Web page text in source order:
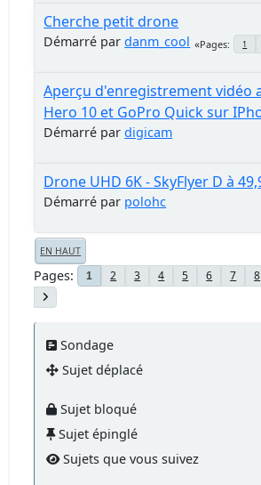
Cherche petit drone
Démarré pardanm_cool Pages 1
Aperçu d'enregistrement vidéo
Hero 10 et GoPro Quick sur
Démarré pardigicam
Drone UHD 6K - SkyFlyer D à
Démarré par polohc
EN HAUT
Pages 1 2 3 4 5 6 7 8
Sondage
Sujet déplacé
Sujet bloqué
Sujet épinglé
Sujets que vous suivez